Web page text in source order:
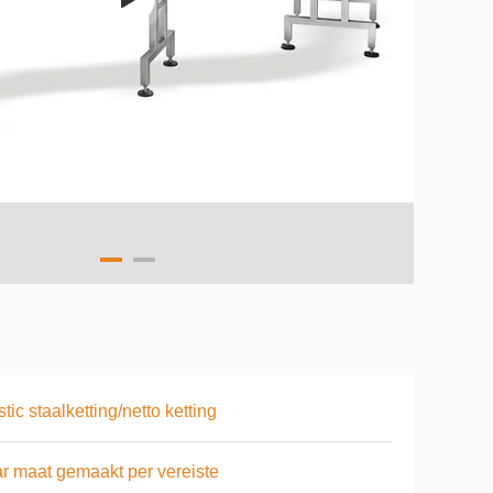
staalketting/netto ketting
maat gemaakt per vereiste